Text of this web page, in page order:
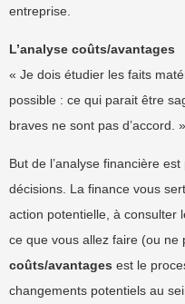
entreprise.
L’analyse coûts/avantages
« Je dois étudier les faits
possible : ce qui parait être
braves ne sont pas d’accord.
But de l’analyse financière
décisions. La finance vous
action potentielle, à consulter
ce que vous allez faire (ou ne
coûts/avantages est le
changements potentiels au